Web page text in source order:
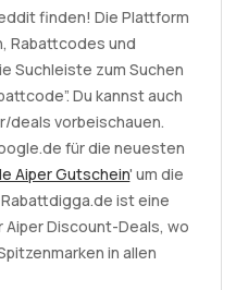
finden! Die Plattform
Rabattcodes und
Suchleiste zum Suchen
Du kannst auch
deals vorbeischauen.
für die neuesten
Aiper Gutschein' um die
ist eine
Discount-Deals, wo
in allen